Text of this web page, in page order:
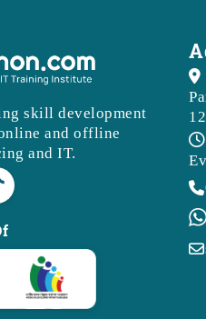
skill development
and offline
and IT.